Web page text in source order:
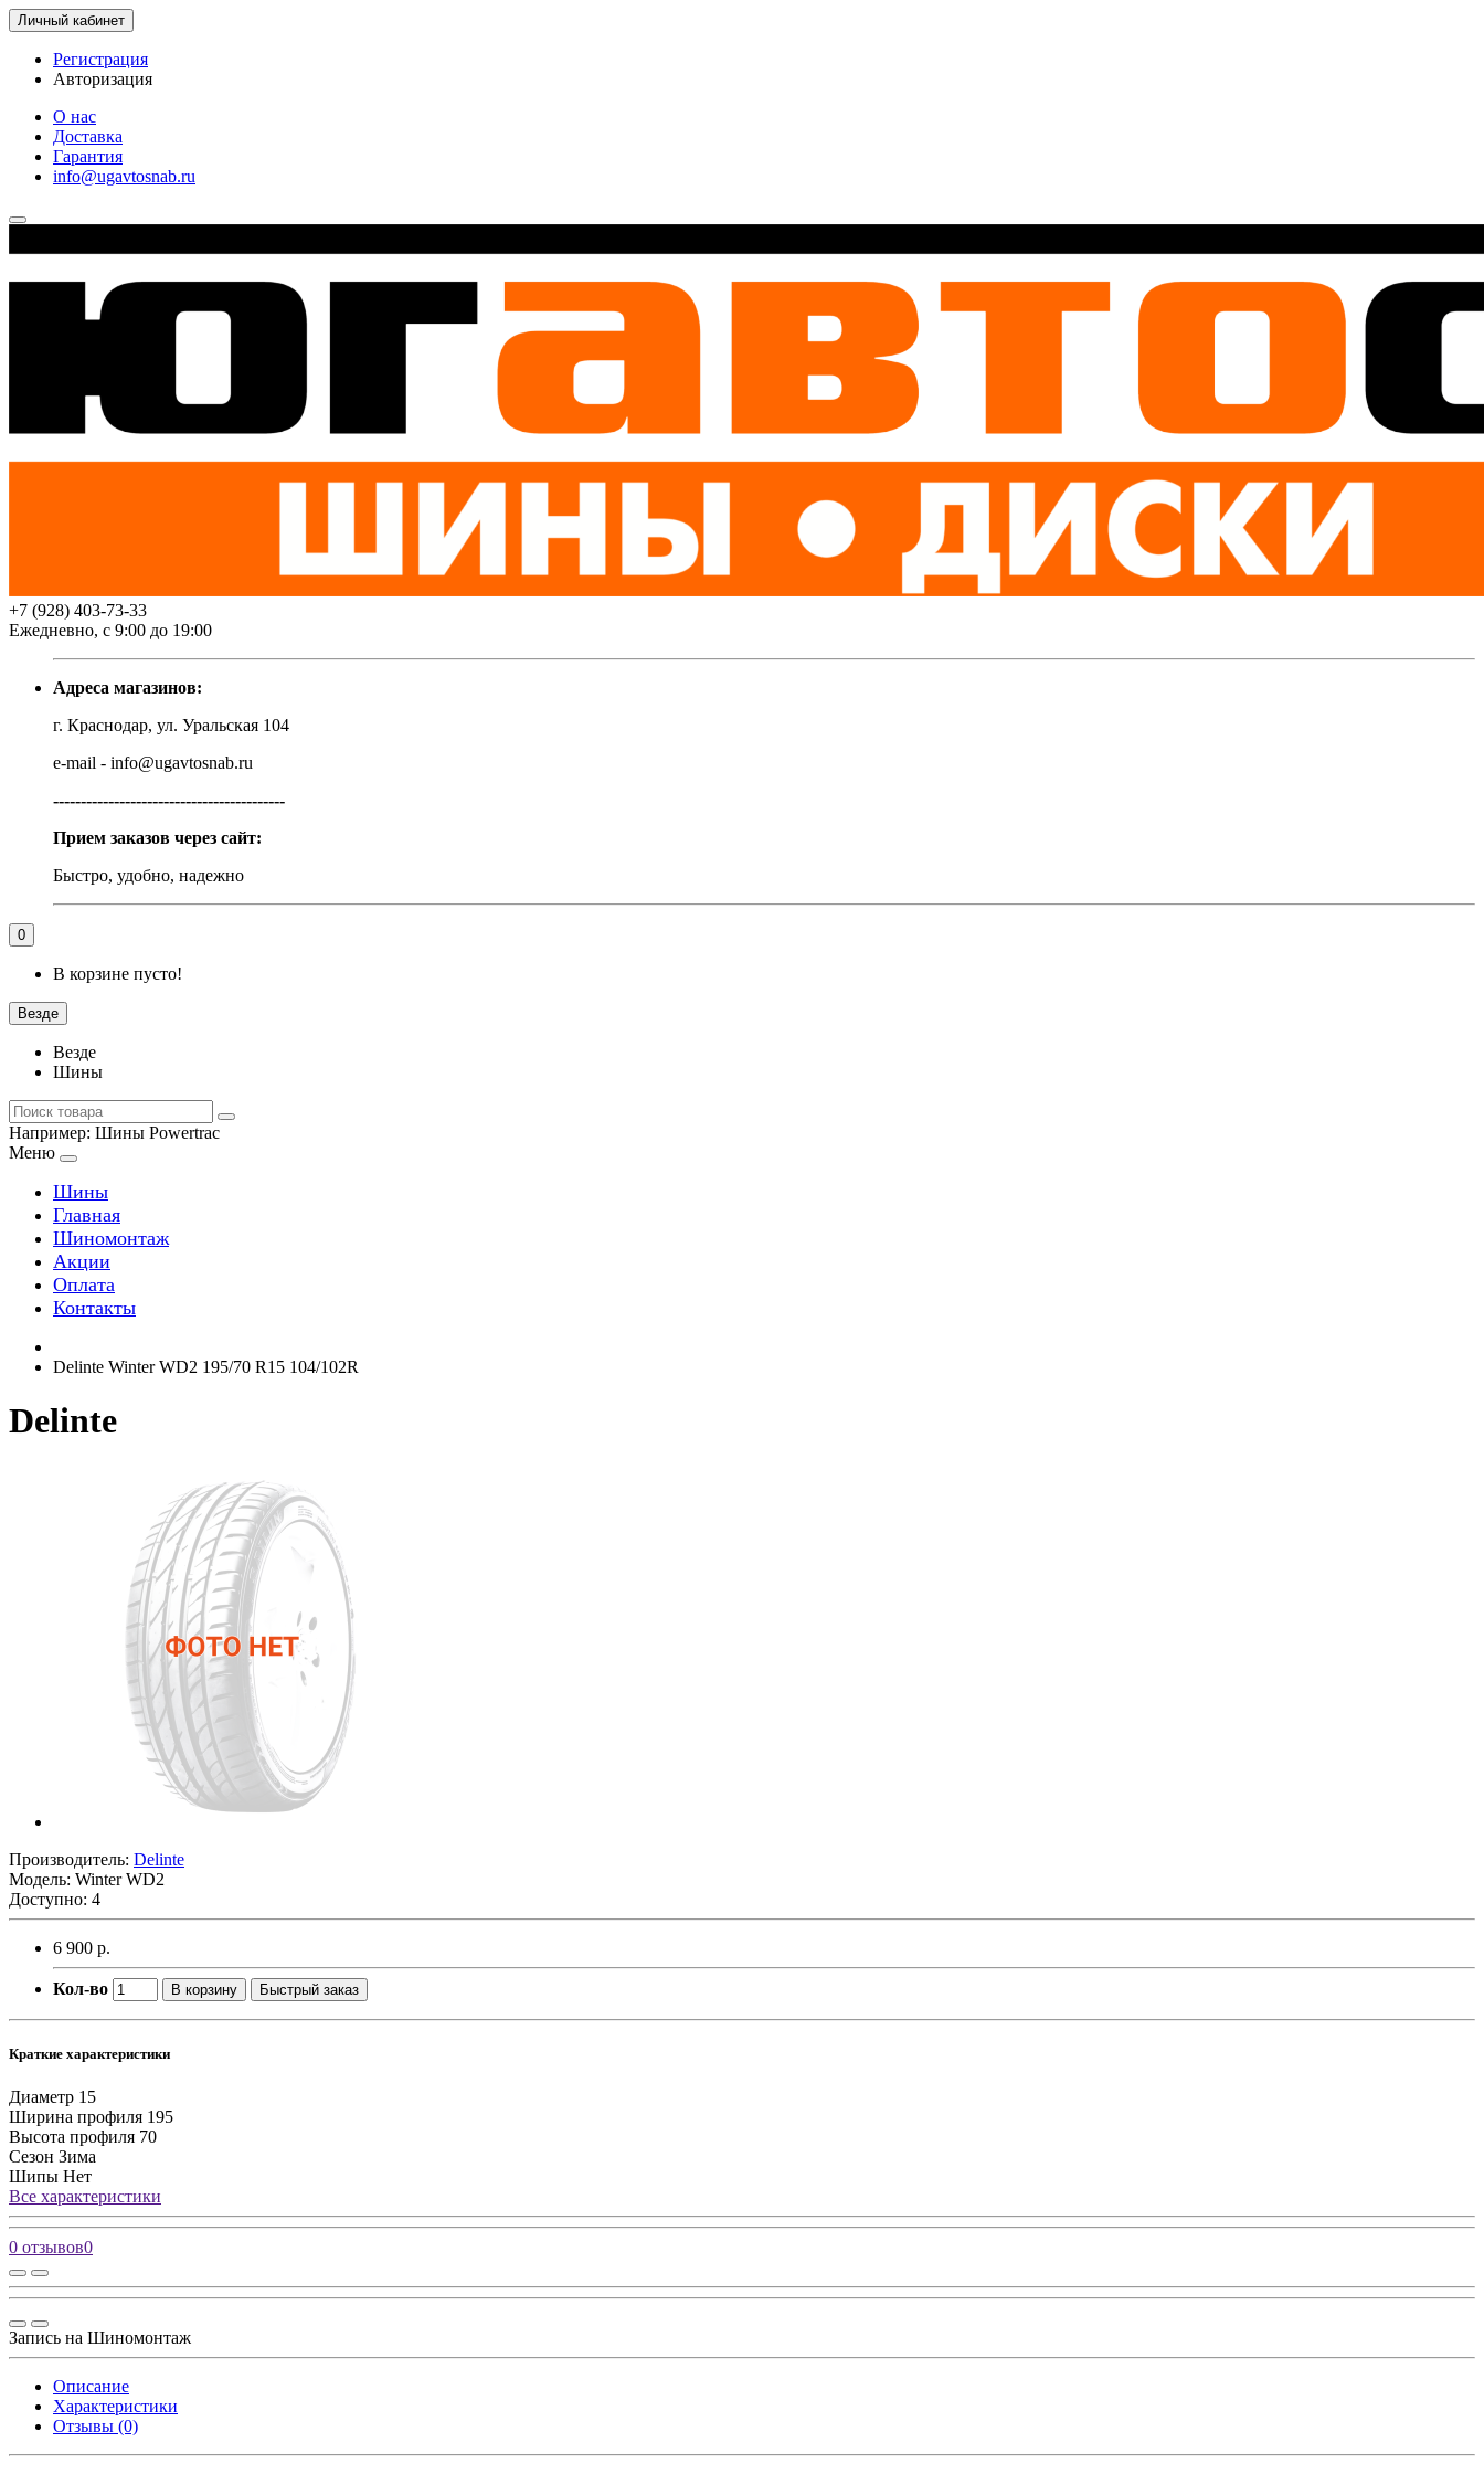
Личный кабинет
Регистрация
Авторизация
О нас
Доставка
Гарантия
info@ugavtosnab.ru
+7 (928) 403-73-33
Ежедневно, с 9:00 до 19:00
Адреса магазинов:
г. Краснодар, ул. Уральская 104
e-mail - info@ugavtosnab.ru
------------------------------------------
Прием заказов через сайт:
Быстро, удобно, надежно
0
В корзине пусто!
Везде
Везде
Шины
Например: Шины Powertrac
Меню
Шины
Главная
Шиномонтаж
Акции
Оплата
Контакты
Delinte Winter WD2 195/70 R15 104/102R
Delinte
Производитель: Delinte
Модель: Winter WD2
Доступно: 4
6 900 р.
Кол-во В корзину Быстрый заказ
Краткие характеристики
Диаметр 15
Ширина профиля 195
Высота профиля 70
Сезон Зима
Шипы Нет
Все характеристики
0 отзывов0
Запись на Шиномонтаж
Описание
Характеристики
Отзывы (0)